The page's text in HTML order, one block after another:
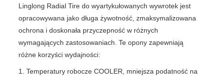
Linglong Radial Tire do wyartykułowanych wywrotek jest
opracowywana jako długa żywotność, zmaksymalizowana
ochrona i doskonała przyczepność w różnych
wymagających zastosowaniach. Te opony zapewniają
różne korzyści wydajności:
1. Temperatury robocze COOLER, mniejsza podatność na